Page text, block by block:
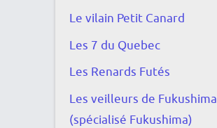
Le vilain Petit Canard
Les 7 du Quebec
Les Renards Futés
Les veilleurs de Fukushima
(spécialisé Fukushima)